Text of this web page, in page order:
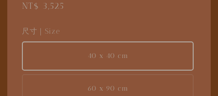
Regular
NT$ 3,525
尺寸｜Size
40 x 40 cm
60 x 90 cm